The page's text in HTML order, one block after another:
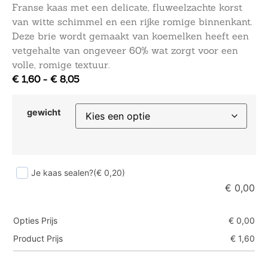
Franse kaas met een delicate, fluweelzachte korst
van witte schimmel en een rijke romige binnenkant.
Deze brie wordt gemaakt van koemelken heeft een
vetgehalte van ongeveer 60% wat zorgt voor een
volle, romige textuur.
€1,60 - €8,05
gewicht
Je kaas sealen?(€ 0,20)
€ 0,00
Opties Prijs € 0,00
Product Prijs
€ 1,60